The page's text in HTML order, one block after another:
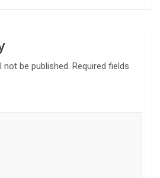
not be published. Required fields